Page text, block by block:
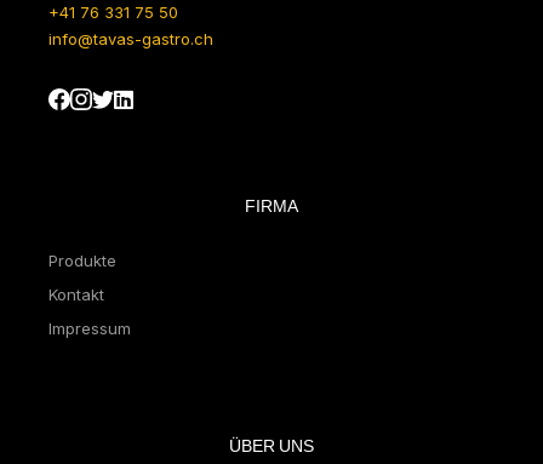
+41 76 331 75 50
info@tavas-gastro.ch
FIRMA
Produkte
Kontakt
Impressum
ÜBER UNS